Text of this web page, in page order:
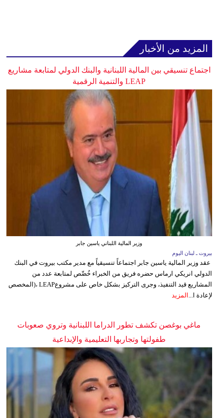
المزيد من الأخبار
اجتماع تنسيقي بين المالية اللبنانية والبنك الدولي لمتابعة مشاريع
LEAP والتنمية الرقمية
وزير المالية اللبناني ياسين جابر
بيروت ـ لبنان اليوم
عقد وزير المالية ياسين جابر اجتماعاً تنسيقياً مع مدير مكتب بيروت في البنك
الدولي انريكي ارماس حضره فريق من الخبراء خُصِّص لمتابعة عدد من
المشاريع قيد التنفيذ، وجرى التركيز بشكل خاص على مشروعLEAP ،(المخصص
لإعادة ا... المزيد
ماغي بوغصن تكشف تطور الدراما اللبنانية وتروي صعوبات
طفولتها وتجاربها التعليمية والإبداعية